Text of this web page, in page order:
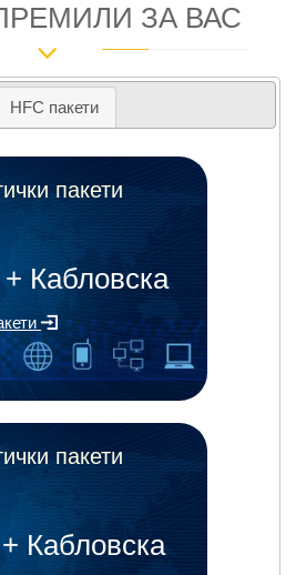
ЗА ВАС
HFC пакети
пакети
Кабловска
пакети
Кабловска